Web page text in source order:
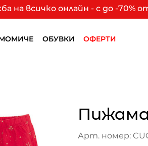
на всичко онлайн - с до -70%
ОБУВКИ ОФЕРТИ
Арт. номер: